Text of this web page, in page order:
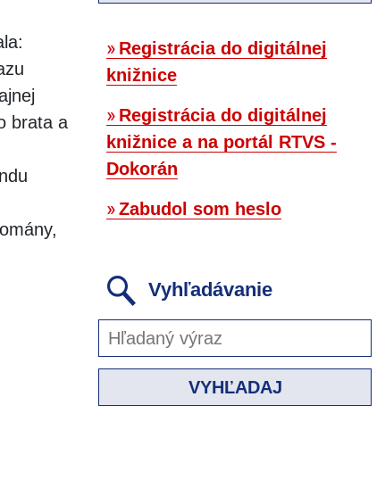
brata a
Registrácia do digitálnej
knižnice
Registrácia do digitálnej
knižnice a na portál RTVS -
Dokorán
Zabudol som heslo
Vyhľadávanie
VYHĽADAJ